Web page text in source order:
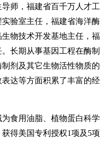
导师，福建省百千万人才工
验室主任，福建省海洋酶
物技术开发基地主任，福
长期从事基因工程在酶制
剂及其它生物活性物质的
达等方面积累了丰富的经
为食用油脂、植物蛋白科学
得美国专利授权1项及5项